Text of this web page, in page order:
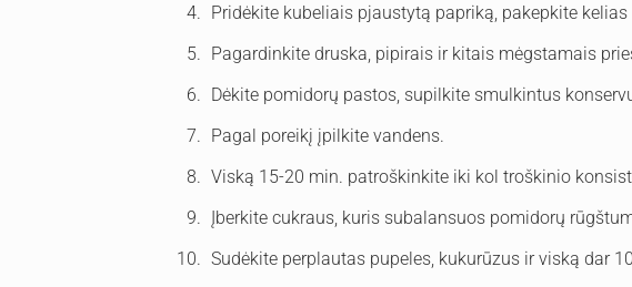
Pridėkite kubeliais pjaustytą papriką, pakepkite
Pagardinkite druska, pipirais ir kitais mėgstamais
Dėkite pomidorų pastos, supilkite smulkintus
Pagal poreikį įpilkite vandens.
Viską 15-20 min. patroškinkite iki kol troškinio
Įberkite cukraus, kuris subalansuos pomidorų
Sudėkite perplautas pupeles, kukurūzus ir viską dar